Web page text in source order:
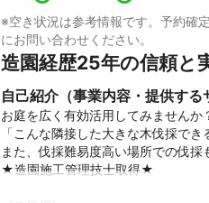
※空き状況は参考情報です。予約確
にお問い合わせください。
造園経歴25年の信頼と
自己紹介（事業内容・提供する
お庭を広く有効活用してみませんか
「こんな隣接した大きな木伐採で
また、伐採難易度高い場所での伐
★造園施工管理技士取得★